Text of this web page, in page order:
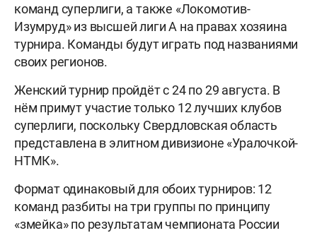
команд суперлиги, а также «Локомотив-
Изумруд» из высшей лиги А на правах хозяина
турнира. Команды будут играть под названиями
своих регионов.
Женский турнир пройдёт с 24 по 29 августа. В
нём примут участие только 12 лучших клубов
суперлиги, поскольку Свердловская область
представлена в элитном дивизионе «Уралочкой-
НТМК».
Формат одинаковый для обоих турниров: 12
команд разбиты на три группы по принципу
«змейка» по результатам чемпионата России